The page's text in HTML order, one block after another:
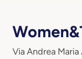
Via Andrea Maria